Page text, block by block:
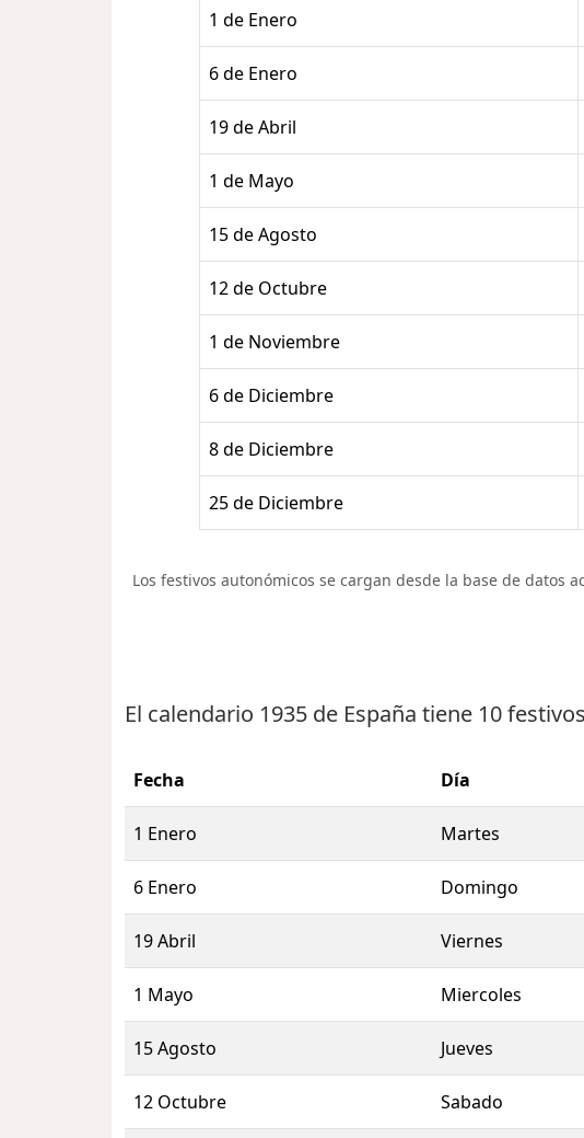
1 de Enero
6 de Enero
19 de Abril
1 de Mayo
15 de Agosto
12 de Octubre
1 de Noviembre
6 de Diciembre
8 de Diciembre
25 de Diciembre
Los festivos autonómicos se cargan desde la base de
El calendario 1935 de España tiene 10
Fecha Día
1 Enero Martes
6 Enero Domingo
19 Abril Viernes
1 Mayo Miercoles
15 Agosto Jueves
12 Octubre Sabado